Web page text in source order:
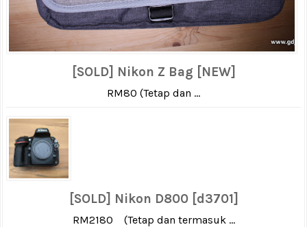
[SOLD] Nikon Z Bag [NEW]
RM80 (Tetap dan ...
[SOLD] Nikon D800 [d3701]
RM2180 (Tetap dan termasuk ...